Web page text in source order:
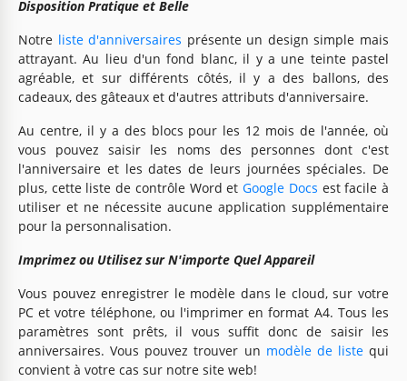
Disposition Pratique et Belle
Notre liste d'anniversaires présente un design simple mais
attrayant. Au lieu d'un fond blanc, il y a une teinte pastel
agréable, et sur différents côtés, il y a des ballons, des
cadeaux, des gâteaux et d'autres attributs d'anniversaire.
Au centre, il y a des blocs pour les 12 mois de l'année, où
vous pouvez saisir les noms des personnes dont c'est
l'anniversaire et les dates de leurs journées spéciales. De
plus, cette liste de contrôle Word etGoogle Docs est facile à
utiliser et ne nécessite aucune application supplémentaire
pour la personnalisation.
Imprimez ou Utilisez sur N'importe Quel Appareil
Vous pouvez enregistrer le modèle dans le cloud, sur votre
PC et votre téléphone, ou l'imprimer en format A4. Tous les
paramètres sont prêts, il vous suffit donc de saisir les
anniversaires. Vous pouvez trouver un modèle de listequi
convient à votre cas sur notre site web!